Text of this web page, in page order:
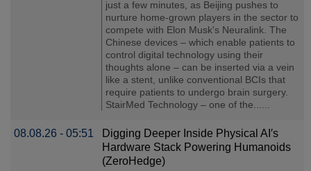
just a few minutes, as Beijing pushes to
nurture home-grown players in the sector to
compete with Elon Musk's Neuralink. The
Chinese devices – which enable patients to
control digital technology using their
thoughts alone – can be inserted via a vein
like a stent, unlike conventional BCIs that
require patients to undergo brain surgery.
StairMed Technology – one of the......
08.08.26 - 05:51
Digging Deeper Inside Physical AI′s
Hardware Stack Powering Humanoids
(ZeroHedge)